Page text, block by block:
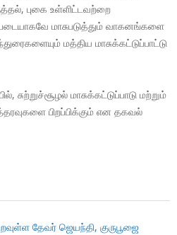
புகை உள்ளிட்டவற்றை
மாசுபடுத்தும் வாகனங்களை
மத்திய மாசுக்கட்டுப்பாட்டு
சுற்றுச்சூழல் மாசுக்கட்டுப்பாடு மற்றும்
பிறப்பிக்கும் என தகவல்
தேவர் ஜெயந்தி, குருபூஜை